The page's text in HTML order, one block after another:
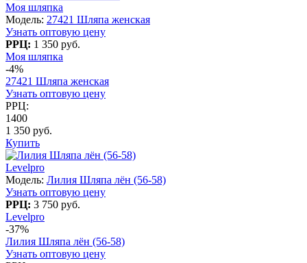
Моя шляпка
Модель: 27421 Шляпа женская
Узнать оптовую цену
РРЦ: 1 350 руб.
Моя шляпка
-4%
27421 Шляпа женская
Узнать оптовую цену
РРЦ:
1400
1 350 руб.
Купить
Levelpro
Модель: Лилия Шляпа лён (56-58)
Узнать оптовую цену
РРЦ: 3 750 руб.
Levelpro
-37%
Лилия Шляпа лён (56-58)
Узнать оптовую цену